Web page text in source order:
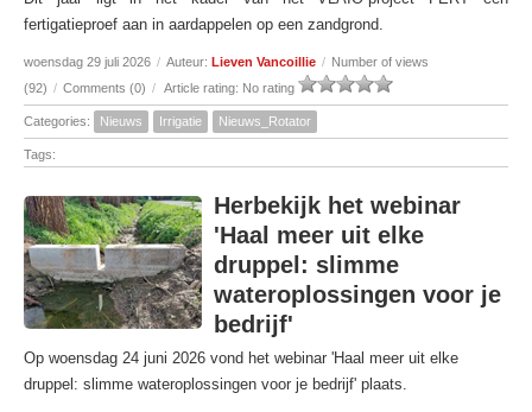
fertigatieproef aan in aardappelen op een zandgrond.
woensdag 29 juli 2026 / Auteur: Lieven Vancoillie / Number of views
(92) / Comments (0) / Article rating: No rating
Categories: Nieuws Irrigatie Nieuws_Rotator
Tags:
Herbekijk het webinar
'Haal meer uit elke
druppel: slimme
wateroplossingen voor je
bedrijf'
Op woensdag 24 juni 2026 vond het webinar 'Haal meer uit elke
druppel: slimme wateroplossingen voor je bedrijf' plaats.